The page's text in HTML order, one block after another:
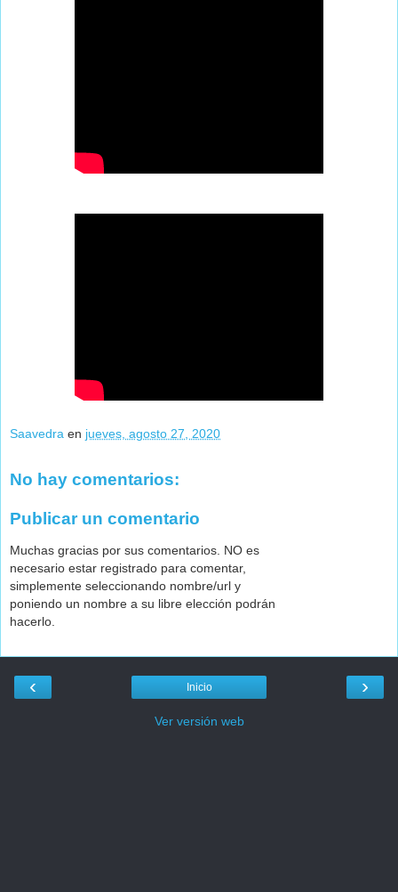
Saavedra en jueves, agosto 27, 2020
No hay comentarios:
Publicar un comentario
Muchas gracias por sus comentarios. NO es
necesario estar registrado para comentar,
simplemente seleccionando nombre/url y
poniendo un nombre a su libre elección podrán
hacerlo.
‹ ›
Inicio
Ver versión web